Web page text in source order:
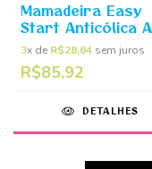
Mamadeira Easy
Start Anticólica
260ml - MAM
3x de R$28,64 sem juros
R$85,92
DETALHES